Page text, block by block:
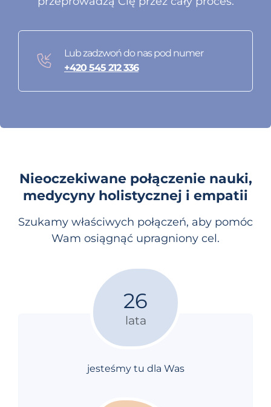
Lub zadzwoń do nas pod numer
+420 545 212 336
Nieoczekiwane połączenie nauki,
medycyny holistycznej i empatii
Szukamy właściwych połączeń, aby pomóc
Wam osiągnąć upragniony cel.
lata
26
jesteśmy tu dla Was